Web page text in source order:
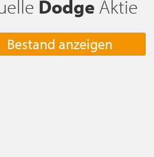
Dodge Aktie
Bestand anzeigen